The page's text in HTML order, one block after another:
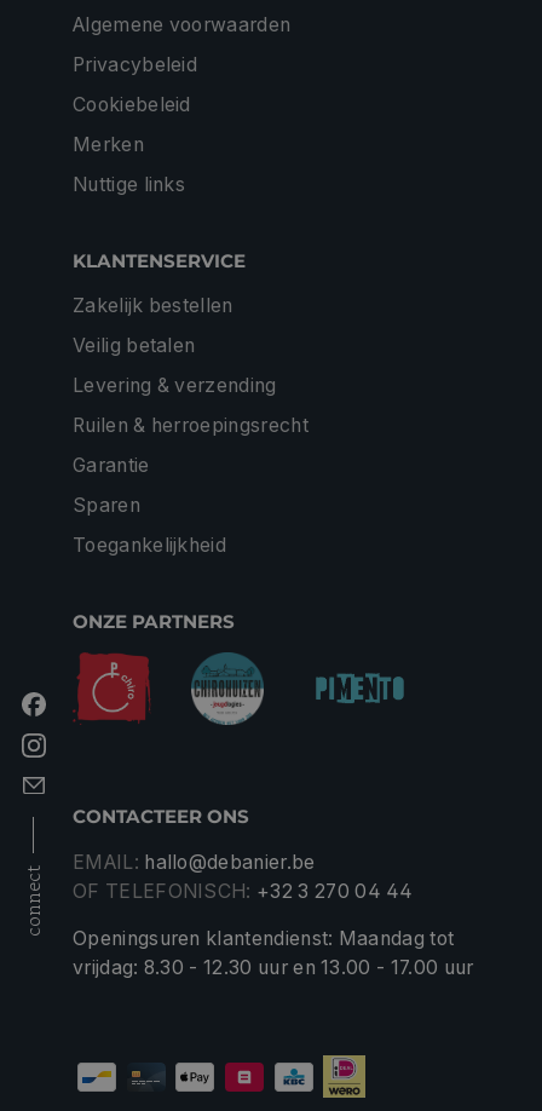
connect
Algemene voorwaarden
Privacybeleid
Cookiebeleid
Merken
Nuttige links
KLANTENSERVICE
Zakelijk bestellen
Veilig betalen
Levering & verzending
Ruilen & herroepingsrecht
Garantie
Sparen
Toegankelijkheid
ONZE PARTNERS
CONTACTEER ONS
EMAIL: hallo@debanier.be
OF TELEFONISCH: +32 3 270 04 44
Openingsuren klantendienst: Maandag tot
vrijdag: 8.30 - 12.30 uur en 13.00 - 17.00 uur